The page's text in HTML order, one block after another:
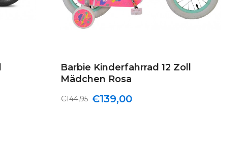
Barbie Kinderfahrrad 12 Zoll
Mädchen Rosa
€139,00
€144,95